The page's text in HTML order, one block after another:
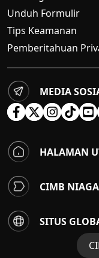
Unduh Formulir
Tips Keamanan
Pemberitahuan
MEDIA
HALAMAN
CIMB
SITUS